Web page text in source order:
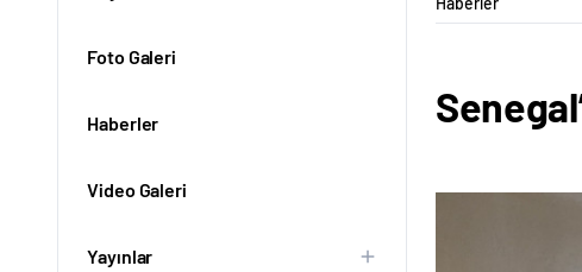
Foto Galeri
Haberler
Video Galeri
Yayınlar